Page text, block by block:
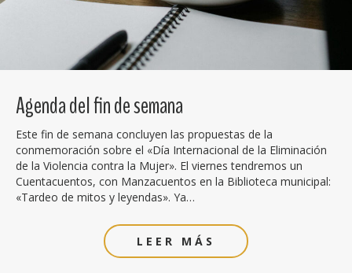
Agenda del fin de semana
Este fin de semana concluyen las propuestas de la
conmemoración sobre el «Día Internacional de la Eliminación
de la Violencia contra la Mujer». El viernes tendremos un
Cuentacuentos, con Manzacuentos en la Biblioteca municipal:
«Tardeo de mitos y leyendas». Ya…
LEER MÁS